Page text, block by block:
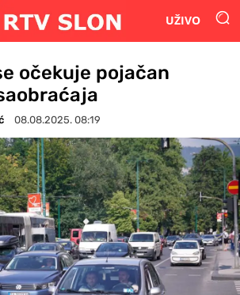
UŽIVO
očekuje pojačan
08.08.2025. 08:19